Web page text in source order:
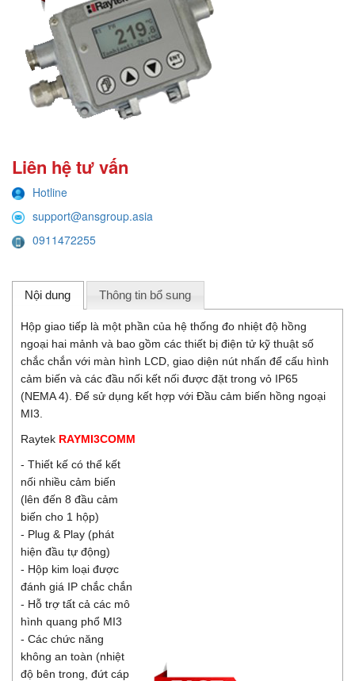
Liên hệ tư vấn
Hotline
support@ansgroup.asia
0911472255
Nội dung Thông tin bổ sung
Hộp giao tiếp là một phần của hệ thống đo nhiệt độ hồng
ngoại hai mảnh và bao gồm các thiết bị điện tử kỹ thuật số
chắc chắn với màn hình LCD, giao diện nút nhấn để cấu hình
cảm biến và các đầu nối kết nối được đặt trong vỏ IP65
(NEMA 4). Để sử dụng kết hợp với Đầu cảm biến hồng ngoại
MI3.
Raytek RAYMI3COMM
- Thiết kế có thể kết
nối nhiều cảm biến
(lên đến 8 đầu cảm
biến cho 1 hộp)
- Plug & Play (phát
hiện đầu tự động)
- Hộp kim loại được
đánh giá IP chắc chắn
- Hỗ trợ tất cả các mô
hình quang phổ MI3
- Các chức năng
không an toàn (nhiệt
độ bên trong, đứt cáp